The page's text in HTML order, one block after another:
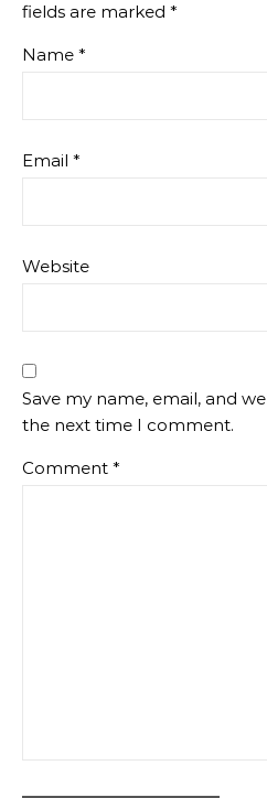
fields are marked *
Name *
Email *
Website
Save my name, email, and
the next time I comment.
Comment *